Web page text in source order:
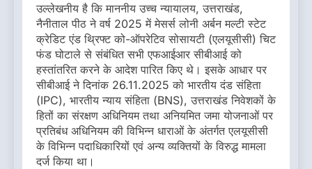
उल्लेखनीय है कि माननीय उच्च न्यायालय, उत्तराखंड,
नैनीताल पीठ ने वर्ष 2025 में मेसर्स लोनी अर्बन मल्टी स्टेट
क्रेडिट एंड थ्रिफ्ट को-ऑपरेटिव सोसायटी (एलयूसीसी) चिट
फंड घोटाले से संबंधित सभी एफआईआर सीबीआई को
हस्तांतरित करने के आदेश पारित किए थे। इसके आधार पर
सीबीआई ने दिनांक 26.11.2025 को भारतीय दंड संहिता
(IPC), भारतीय न्याय संहिता (BNS), उत्तराखंड निवेशकों के
हितों का संरक्षण अधिनियम तथा अनियमित जमा योजनाओं पर
प्रतिबंध अधिनियम की विभिन्न धाराओं के अंतर्गत एलयूसीसी
के विभिन्न पदाधिकारियों एवं अन्य व्यक्तियों के विरुद्ध मामला
दर्ज किया था।